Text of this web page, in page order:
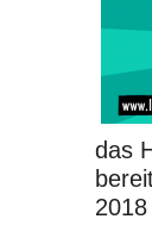
das